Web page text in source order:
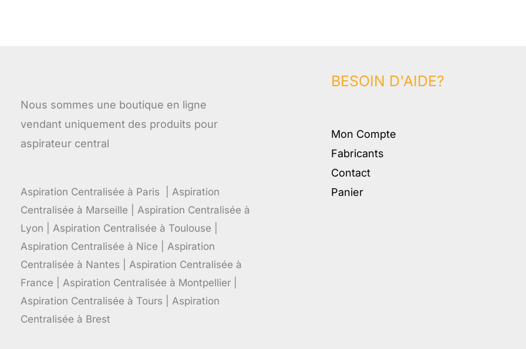
Nous sommes une boutique en ligne
vendant uniquement des produits pour
aspirateur central
Aspiration Centralisée à Paris | Aspiration
Centralisée à Marseille | Aspiration Centralisée à
Lyon | Aspiration Centralisée à Toulouse |
Aspiration Centralisée à Nice | Aspiration
Centralisée à Nantes | Aspiration Centralisée à
France | Aspiration Centralisée à Montpellier |
Aspiration Centralisée à Tours | Aspiration
Centralisée à Brest
BESOIN D'AIDE?
Mon Compte
Fabricants
Contact
Panier